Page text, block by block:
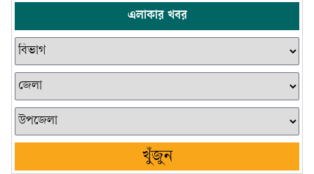
এলাকার খবর
খুঁজুন